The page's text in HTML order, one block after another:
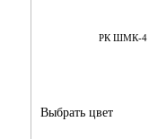
Выбрать цвет